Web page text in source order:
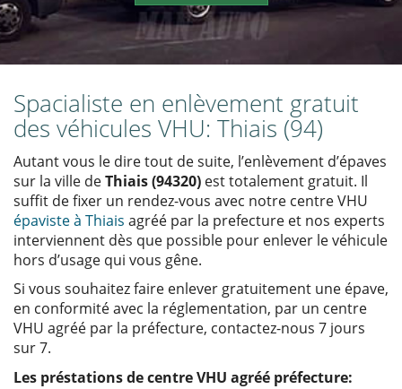
Spacialiste en enlèvement gratuit
des véhicules VHU: Thiais (94)
Autant vous le dire tout de suite, l’enlèvement d’épaves
sur la ville deThiais (94320) est totalement gratuit. Il
suffit de fixer un rendez-vous avec notre centre VHU
épaviste à Thiais agréé par la prefecture et nos experts
interviennent dès que possible pour enlever le véhicule
hors d’usage qui vous gêne.
Si vous souhaitez faire enlever gratuitement une épave,
en conformité avec la réglementation, par un centre
VHU agréé par la préfecture, contactez-nous 7 jours
sur 7.
Les préstations de centre VHU agréé préfecture: